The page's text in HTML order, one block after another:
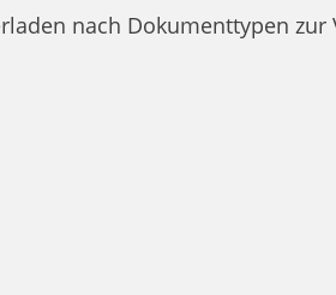
nach Dokumenttypen